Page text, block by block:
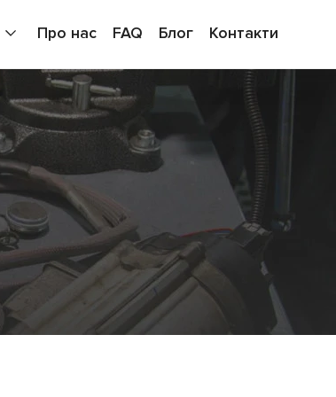
Про нас FAQ Блог Контакти